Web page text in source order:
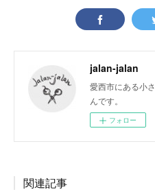
jalan-jalan
愛西市にある小
んです。
フォロー
関連記事